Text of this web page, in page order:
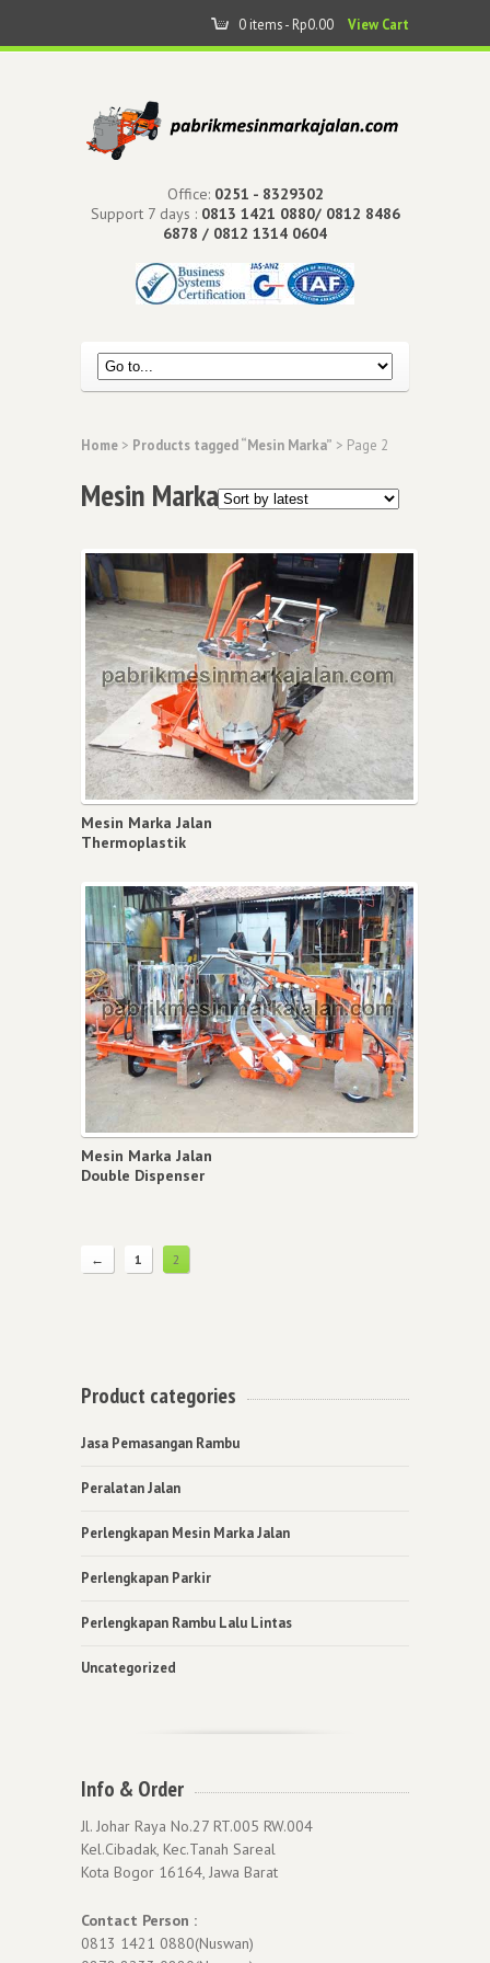
0 items - Rp0.00 View Cart
Office: 0251 - 8329302
Support 7 days : 0813 1421 0880/ 0812 8486
6878 / 0812 1314 0604
Home > Products tagged “Mesin Marka” > Page 2
Mesin Marka
Mesin Marka Jalan
Thermoplastik
Mesin Marka Jalan
Double Dispenser
← 1 2
Product categories
Jasa Pemasangan Rambu
Peralatan Jalan
Perlengkapan Mesin Marka Jalan
Perlengkapan Parkir
Perlengkapan Rambu Lalu Lintas
Uncategorized
Info & Order
Jl. Johar Raya No.27 RT.005 RW.004
Kel.Cibadak, Kec.Tanah Sareal
Kota Bogor 16164, Jawa Barat
Contact Person :
0813 1421 0880(Nuswan)